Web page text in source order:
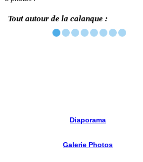
Tout autour de la calanque :
Diaporama
Galerie Photos